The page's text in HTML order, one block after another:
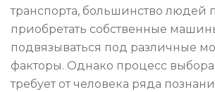
транспорта, большинство людей
приобретать собственные
подвязываться под различные
факторы. Однако процесс
требует от человека ряда